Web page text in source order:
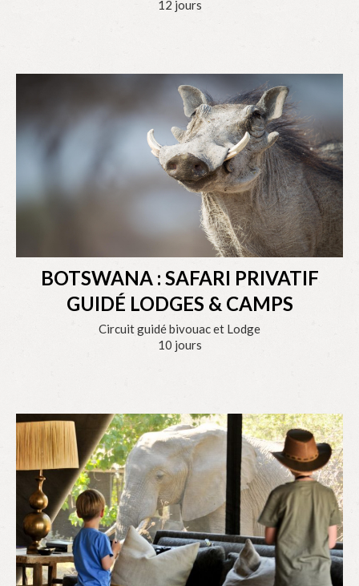
12 jours
BOTSWANA : SAFARI PRIVATIF
GUIDÉ LODGES & CAMPS
Circuit guidé bivouac et Lodge
10 jours